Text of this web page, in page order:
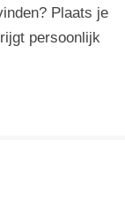
Plaats je
persoonlijk